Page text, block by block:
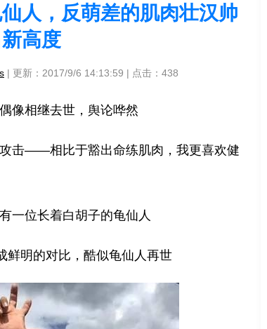
人，反萌差的肌肉壮汉帅
高度
| 更新：2017/9/6 14:13:59 | 点击： 438
像相继去世，舆论哗然
击——相比于豁出命练肌肉，我更喜欢健
一位长着白胡子的龟仙人
鲜明的对比，酷似龟仙人再世